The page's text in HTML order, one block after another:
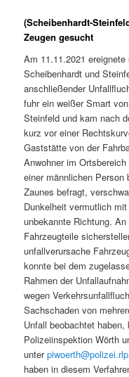
(Scheibenhardt-
Zeugen gesucht
Am 11.11.2021
Scheibenhardt und
anschließender
fuhr ein weißer Smart
Steinfeld und kam nach
kurz vor einer
Gaststätte von der
Anwohner im
einer männlichen
Zaunes befragt,
Dunkelheit vermutlich
unbekannte Richtung.
Fahrzeugteile
unfallverursache
konnte bei dem
Rahmen der
wegen
Sachschaden von
Unfall beobachtet
Polizeiinspektion Wörth
unter
haben in diesem